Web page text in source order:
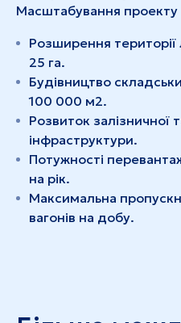
Масштабування проекту
Розширення території
25 га.
Будівництво
100 000 м2.
Розвиток залізничної
інфраструктури.
Потужності
на рік.
Максимальна
вагонів на добу.